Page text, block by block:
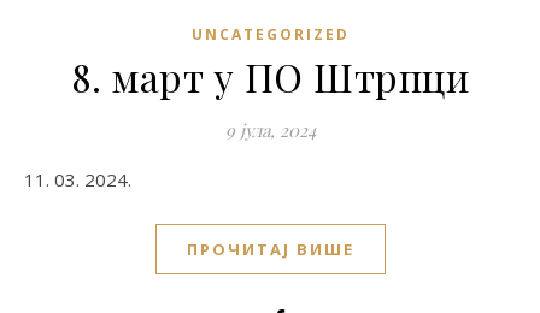
UNCATEGORIZED
8. март у ПО Штрпци
9 јула, 2024
11. 03. 2024.
ПРОЧИТАЈ ВИШЕ